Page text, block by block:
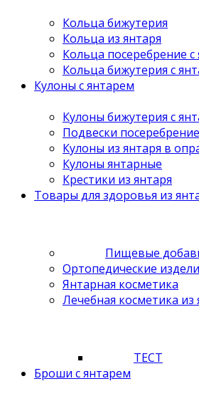
Кольца бижутерия
Кольца из янтаря
Кольца посеребрение с
Кольца бижутерия с
Кулоны с янтарем
Кулоны бижутерия с
Подвески
Кулоны из янтаря в
Кулоны янтарные
Крестики из янтаря
Товары для здоровья из
Пищевые
Ортопедические
Янтарная косметика
Лечебная косметика из
ТЕСТ
Броши с янтарем